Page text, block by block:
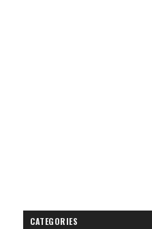
CATEGORIES